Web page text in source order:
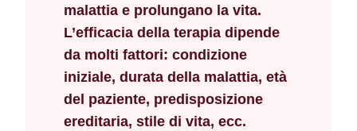
malattia e prolungano la vita.
L’efficacia della terapia dipende
da molti fattori: condizione
iniziale, durata della malattia, età
del paziente, predisposizione
ereditaria, stile di vita, ecc.